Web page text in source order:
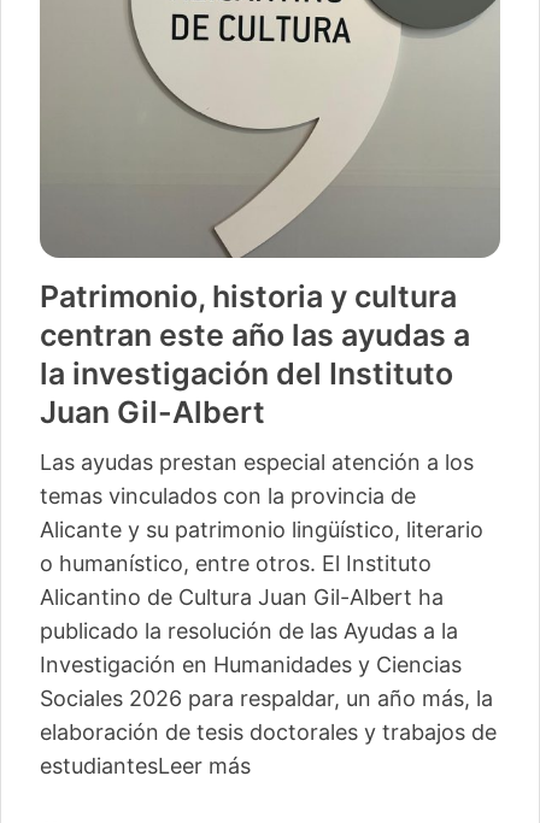
Patrimonio, historia y cultura
centran este año las ayudas a
la investigación del Instituto
Juan Gil-Albert
Las ayudas prestan especial atención a los
temas vinculados con la provincia de
Alicante y su patrimonio lingüístico, literario
o humanístico, entre otros. El Instituto
Alicantino de Cultura Juan Gil-Albert ha
publicado la resolución de las Ayudas a la
Investigación en Humanidades y Ciencias
Sociales 2026 para respaldar, un año más, la
elaboración de tesis doctorales y trabajos de
estudiantesLeer más